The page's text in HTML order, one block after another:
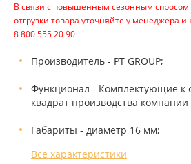
В связи с повышенным сезонным спросом
отгрузки товара уточняйте у менеджера
8 800 555 20 90
Производитель - PT GROUP;
Функционал - Комплектующие к
квадрат производства
Габариты - диаметр 16 мм;
Все характеристики